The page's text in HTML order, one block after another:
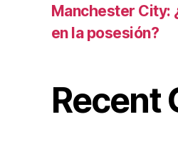
Manchester City:
en la posesión?
Recent